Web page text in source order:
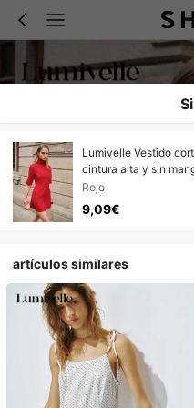
Lumivelle Vestido
cintura alta y sin
Rojo
9,09€
artículos similares